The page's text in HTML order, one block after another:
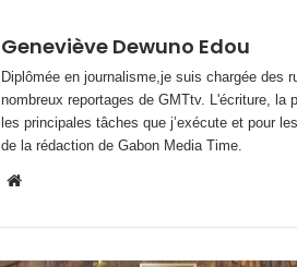
Geneviève Dewuno Edou
Diplômée en journalisme,je suis chargée des
nombreux reportages de GMTtv. L'écriture,
les principales tâches que j’exécute et pour
de la rédaction de Gabon Media Time.